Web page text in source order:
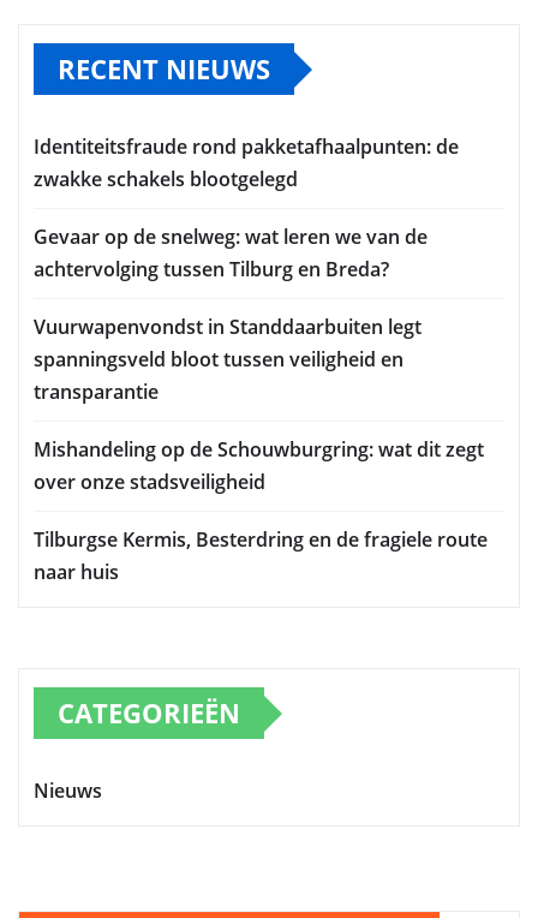
RECENT NIEUWS
Identiteitsfraude rond pakketafhaalpunten: de
zwakke schakels blootgelegd
Gevaar op de snelweg: wat leren we van de
achtervolging tussen Tilburg en Breda?
Vuurwapenvondst in Standdaarbuiten legt
spanningsveld bloot tussen veiligheid en
transparantie
Mishandeling op de Schouwburgring: wat dit zegt
over onze stadsveiligheid
Tilburgse Kermis, Besterdring en de fragiele route
naar huis
CATEGORIEËN
Nieuws